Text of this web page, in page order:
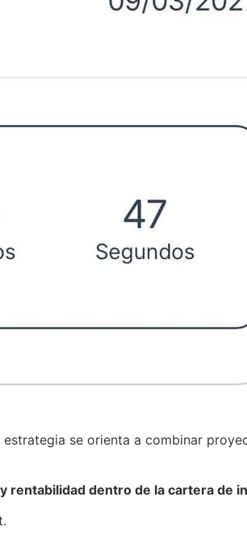
se orienta a combinar
rentabilidad dentro de la cartera de